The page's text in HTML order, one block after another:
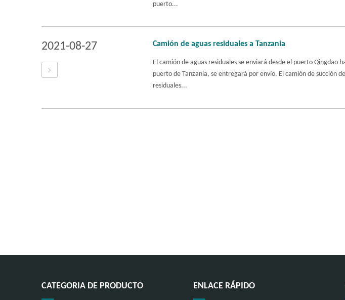
puerto...
2021-08-27 Camión de aguas residuales a Tanzania
El camión de aguas residuales se enviará desde el puerto Qingdao
puerto de Tanzania, se entregará por envío. El camión de succión
residuales...
CATEGORIA DE PRODUCTO ENLACE RÁPIDO